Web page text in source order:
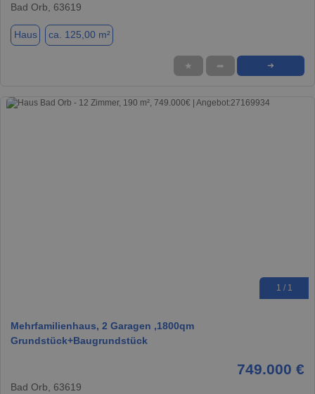
Bad Orb, 63619
Haus ca. 125,00 m²
★ ➦ ➜
1 / 1
Mehrfamilienhaus, 2 Garagen ,1800qm
Grundstück+Baugrundstück
749.000 €
Bad Orb, 63619